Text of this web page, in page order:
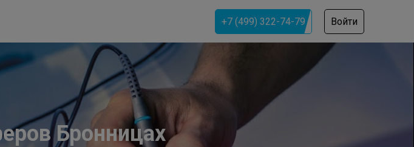
+7 (499) 322-74-79 Войти
Бронницах